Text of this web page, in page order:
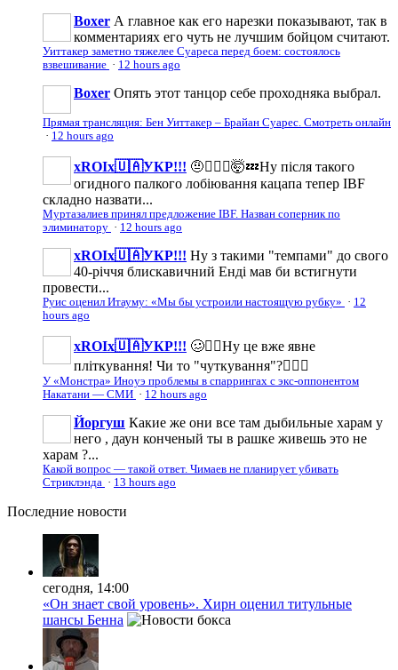
Boxer А главное как его нарезки показывают, так в
комментариях его чуть не лучшим бойцом считают.
Уиттакер заметно тяжелее Суареса перед боем: состоялось
взвешивание · 12 hours ago
Boxer Опять этот танцор себе проходняка выбрал.
Прямая трансляция: Бен Уиттакер – Брайан Суарес. Смотреть онлайн
· 12 hours ago
xROIx🇺🇦УКР!!! 🤨🤦🏻‍♂️🤯💤Ну після такого
огидного палкого лобіювання кацапа тепер IBF
складно назвати...
Муртазалиев принял предложение IBF. Назван соперник по
элиминатору · 12 hours ago
xROIx🇺🇦УКР!!! Ну з такими "темпами" до свого
40-річчя блискавичний Енді мав би встигнути
провести...
Руис оценил Итауму: «Мы бы устроили настоящую рубку» · 12
hours ago
xROIx🇺🇦УКР!!! 🥴☝🏼Ну це вже явне
пліткування! Чи то "чуткування"?👈🏼🤡
У «Монстра» Иноуэ проблемы в спаррингах с экс-оппонентом
Накатани — СМИ · 12 hours ago
Йоргуш Какие же они все там дыбильные харам у
него , даун конченый ты в рашке живешь это не
харам ?...
Какой вопрос — такой ответ. Чимаев не планирует убивать
Стриклэнда · 13 hours ago
Последние новости
сегодня, 14:00
«Он знает свой уровень». Хирн оценил титульные
шансы Бенна